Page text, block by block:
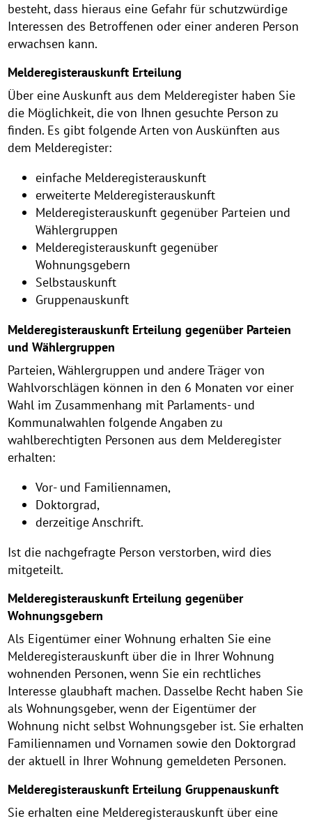
besteht, dass hieraus eine Gefahr für schutzwürdige
Interessen des Betroffenen oder einer anderen Person
erwachsen kann.
Melderegisterauskunft Erteilung
Über eine Auskunft aus dem Melderegister haben Sie
die Möglichkeit, die von Ihnen gesuchte Person zu
finden. Es gibt folgende Arten von Auskünften aus
dem Melderegister:
einfache Melderegisterauskunft
erweiterte Melderegisterauskunft
Melderegisterauskunft gegenüber Parteien und
Wählergruppen
Melderegisterauskunft gegenüber
Wohnungsgebern
Selbstauskunft
Gruppenauskunft
Melderegisterauskunft Erteilung gegenüber Parteien
und Wählergruppen
Parteien, Wählergruppen und andere Träger von
Wahlvorschlägen können in den 6 Monaten vor einer
Wahl im Zusammenhang mit Parlaments- und
Kommunalwahlen folgende Angaben zu
wahlberechtigten Personen aus dem Melderegister
erhalten:
Vor- und Familiennamen,
Doktorgrad,
derzeitige Anschrift.
Ist die nachgefragte Person verstorben, wird dies
mitgeteilt.
Melderegisterauskunft Erteilung gegenüber
Wohnungsgebern
Als Eigentümer einer Wohnung erhalten Sie eine
Melderegisterauskunft über die in Ihrer Wohnung
wohnenden Personen, wenn Sie ein rechtliches
Interesse glaubhaft machen. Dasselbe Recht haben Sie
als Wohnungsgeber, wenn der Eigentümer der
Wohnung nicht selbst Wohnungsgeber ist. Sie erhalten
Familiennamen und Vornamen sowie den Doktorgrad
der aktuell in Ihrer Wohnung gemeldeten Personen.
Melderegisterauskunft Erteilung Gruppenauskunft
Sie erhalten eine Melderegisterauskunft über eine